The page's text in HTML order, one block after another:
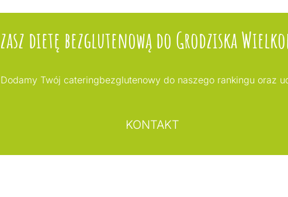
dietę bezglutenową do Grodziska
Twój cateringbezglutenowy do naszego rankingu oraz
KONTAKT